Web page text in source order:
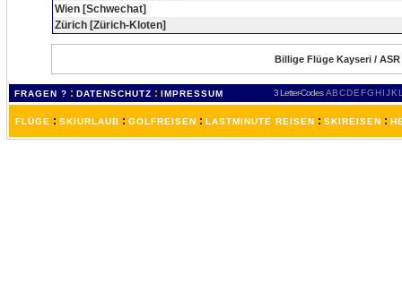
Wien [Schwechat]
Zürich [Zürich-Kloten]
Billige Flüge Kayseri /
FRAGEN ? : DATENSCHUTZ : IMPRESSUM 3 Letter-Codes ABCDEFGH IJKL
FLÜGE : SKIURLAUB : GOLFREISEN : LASTMINUTE REISEN : SKIREISEN :